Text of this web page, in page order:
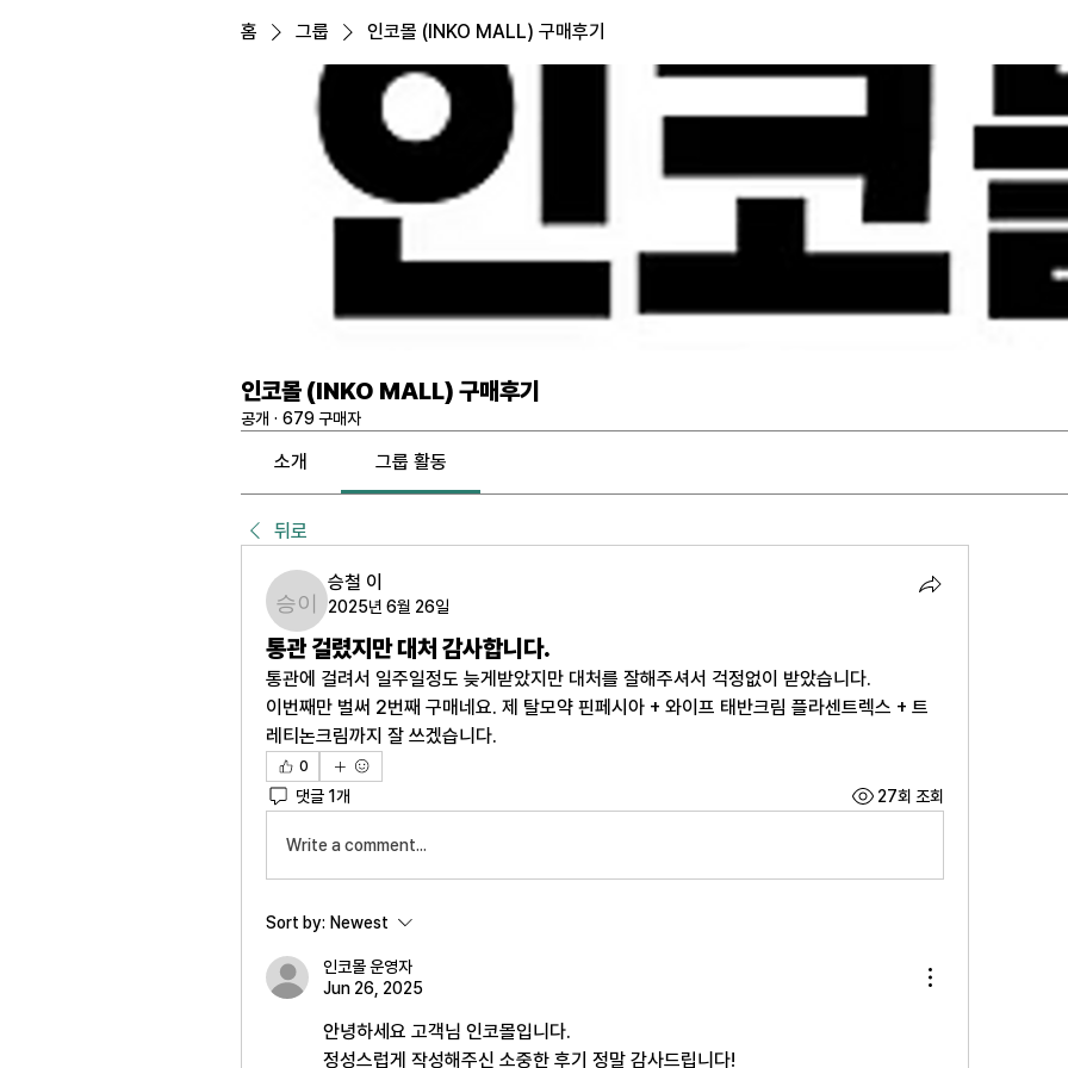
홈 그룹 인코몰 (INKO MALL) 구매후기
인코몰 (INKO MALL) 구매후기
공개 · 679 구매자
소개 그룹 활동
뒤로
승철 이
승철 이
2025년 6월 26일
통관 걸렸지만 대처 감사합니다.
통관에 걸려서 일주일정도 늦게받았지만 대처를 잘해주셔서 걱정없이 받았습니다.
이번째만 벌써 2번째 구매네요. 제 탈모약 핀페시아 + 와이프 태반크림 플라센트렉스 + 트
레티논크림까지 잘 쓰겠습니다.
0
댓글 1개 27회 조회
Write a comment...
Sort by: Newest
인코몰 운영자
Jun 26, 2025
안녕하세요 고객님 인코몰입니다.
정성스럽게 작성해주신 소중한 후기 정말 감사드립니다!